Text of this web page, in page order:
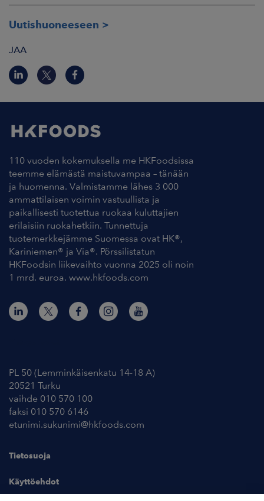
Uutishuoneeseen
JAA
110 vuoden kokemuksella me HKFoodsissa
teemme elämästä maistuvampaa – tänään
ja huomenna. Valmistamme lähes 3 000
ammattilaisen voimin vastuullista ja
paikallisesti tuotettua ruokaa kuluttajien
erilaisiin ruokahetkiin. Tunnettuja
tuotemerkkejämme Suomessa ovat HK®,
Kariniemen® ja Via®. Pörssilistatun
HKFoodsin liikevaihto vuonna 2025 oli noin
1 mrd. euroa. www.hkfoods.com
PL 50 (Lemminkäisenkatu 14-18 A)
20521 Turku
vaihde 010 570 100
faksi 010 570 6146
etunimi.sukunimi@hkfoods.com
Tietosuoja
Käyttöehdot